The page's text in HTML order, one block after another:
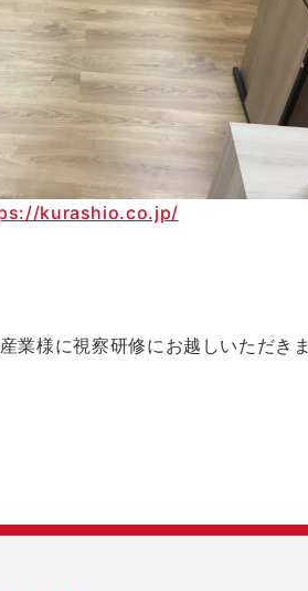
kurashio.co.jp/
業様に視察研修にお越しいただきま